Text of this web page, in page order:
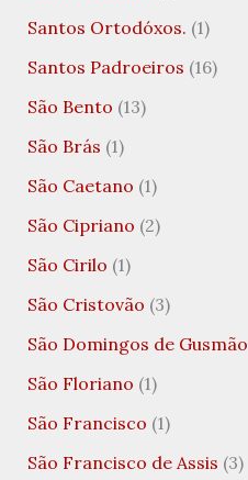
Santos Ortodóxos. (1)
Santos Padroeiros (16)
São Bento (13)
São Brás (1)
São Caetano (1)
São Cipriano (2)
São Cirilo (1)
São Cristovão (3)
São Domingos de Gusmão
São Floriano (1)
São Francisco (1)
São Francisco de Assis (3)